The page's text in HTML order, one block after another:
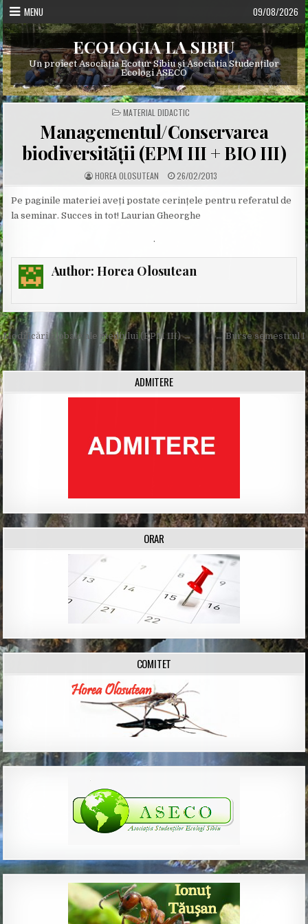
Skip
to
content
MENU 09/08/2026
ECOLOGIA LA SIBIU
Un proiect Asociația Ecotur Sibiu și Asociația Studenților
Ecologi ASECO
POSTED
IN
MATERIAL DIDACTIC
Managementul/Conservarea
biodiversității (EPM III + BIO III)
A
U
H
R
HOREA OLOSUTEAN P
U
L
S
A
T
E
26/02/2013
Pe paginile materiei aveți postate cerințele pentru referatul de
la seminar. Succes in tot! Laurian Gheorghe
.
Author: Horea Olosutean
Post
navigation
← Burse semestrul I
Modificări globale ale mediului (EPM III) →
ADMITERE
ORAR
COMITET